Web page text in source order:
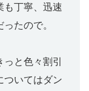
も丁寧、迅速
たので。
と色々割引
ついてはダン